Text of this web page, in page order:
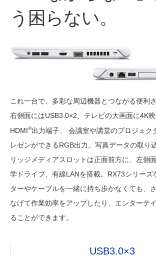
う困らない。
これ一台で、多彩な周辺機器とつながる便利
右側面にはUSB3.0×2、テレビの大画面に4K
HDMI®出力端子、 会議室や講堂のプロジェク
レゼンができるRGB出力。写真データの取り
リッジメディアスロットは正面前方に、左側
学ドライブ、有線LANを搭載。RX73シリーズ
ターやケーブルを一緒に持ち歩かなくても、
なげて作業効率をアップしたり、エンターテ
ることができます。
USB3.0×3